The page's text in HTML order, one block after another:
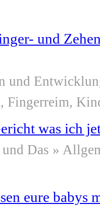
und
und
Fingerreim,
was ich
und Das »
eure babys